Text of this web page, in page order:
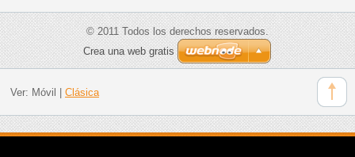
© 2011 Todos los derechos reservados.
Crea una web gratis
Ver: Móvil Clásica